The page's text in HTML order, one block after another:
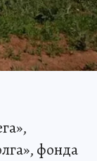
фонда